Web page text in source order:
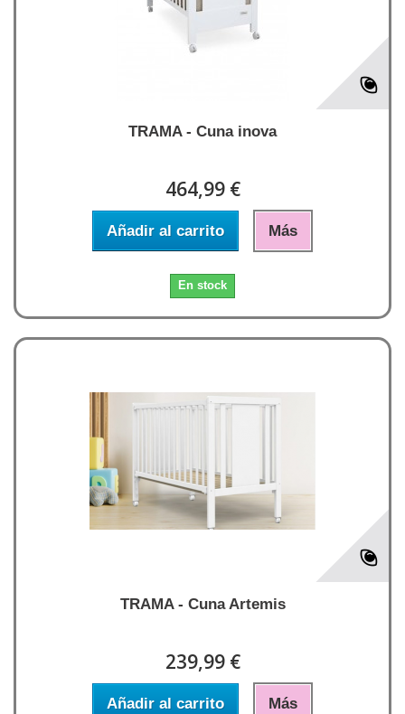
TRAMA - Cuna inova
464,99 €
Añadir al carrito Más
En stock
TRAMA - Cuna Artemis
239,99 €
Añadir al carrito Más